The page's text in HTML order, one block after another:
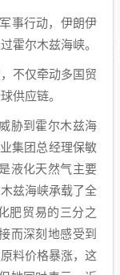
事行动，伊朗伊
霍尔木兹海峡。
不仅牵动多国贸
供应链。
胁到霍尔木兹海
集团总经理保敏
液化天然气主要
兹海峡承载了全
肥贸易的三分之
而深刻地感受到
料价格暴涨，这